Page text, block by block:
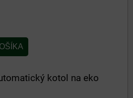
kotol na eko